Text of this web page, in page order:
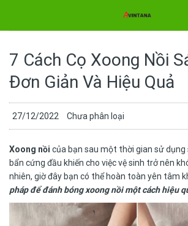
nội
7 Cách Cọ Xoong Nồi
Đơn Giản Và Hiệu Quả
27/12/2022 Chưa phân loại
Xoong nồi của bạn sau một thời gian sử dụng
bẩn cứng đầu khiến cho việc vệ sinh trở nên
nhiên, giờ đây bạn có thể hoàn toàn yên tâm
pháp để đánh bóng xoong nồi một cách hiệu